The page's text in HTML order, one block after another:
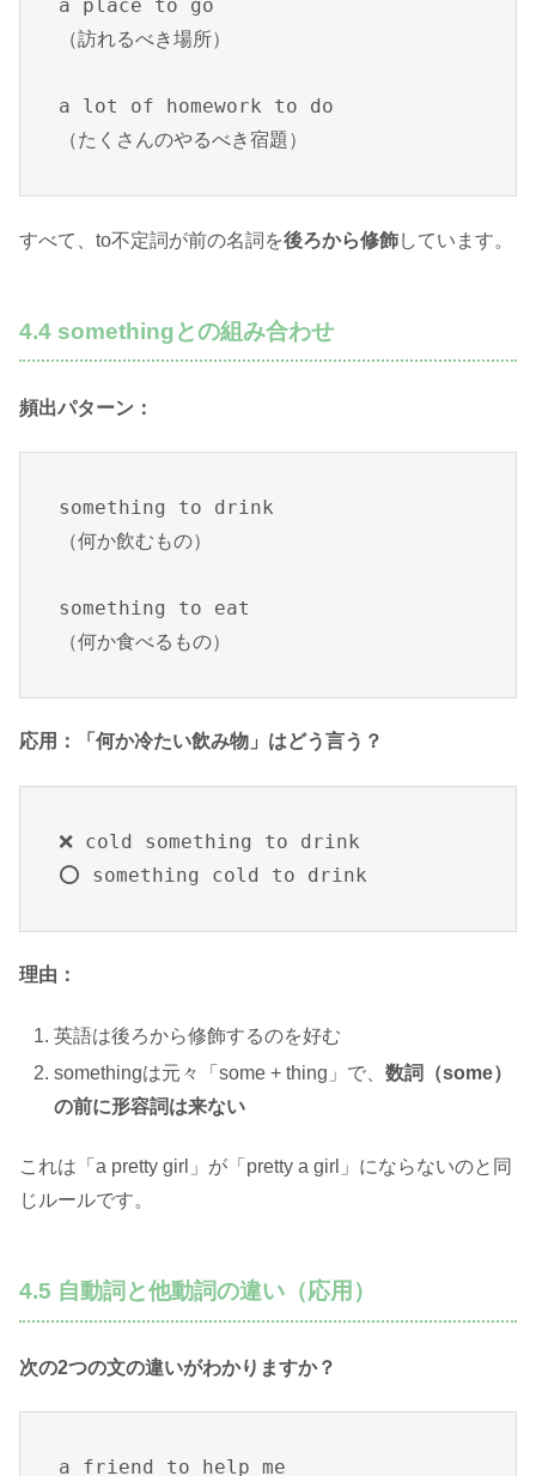
a place to go
（訪れるべき場所）
a lot of homework to do
（たくさんのやるべき宿題）
すべて、to不定詞が前の名詞を後ろから修飾しています。
4.4 somethingとの組み合わせ
頻出パターン：
something to drink
（何か飲むもの）
something to eat
（何か食べるもの）
応用：「何か冷たい飲み物」はどう言う？
❌ cold something to drink
⭕ something cold to drink
理由：
英語は後ろから修飾するのを好む
somethingは元々「some + thing」で、数詞（some）
の前に形容詞は来ない
これは「a pretty girl」が「pretty a girl」にならないのと同
じルールです。
4.5 自動詞と他動詞の違い（応用）
次の2つの文の違いがわかりますか？
a friend to help me